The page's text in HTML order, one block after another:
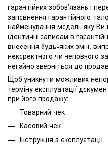
гарантійних зобов’язань і
заповнення гарантійного
найменування моделі, яку
ідентичні записам в
внесення будь-яких змін,
некоректного чи неповного
негайно зверніться до
Щоб уникнути можливих
терміну експлуатації
при його продажу:
Товарний чек
Касовий чек
Інструкція з експлуатації